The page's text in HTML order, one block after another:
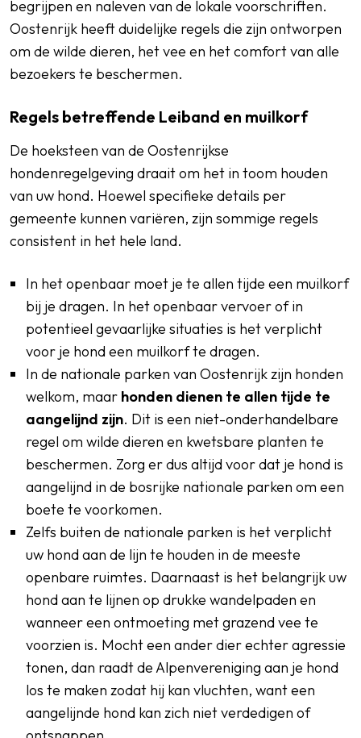
begrijpen en naleven van de lokale voorschriften.
Oostenrijk heeft duidelijke regels die zijn ontworpen
om de wilde dieren, het vee en het comfort van alle
bezoekers te beschermen.
Regels betreffende Leiband en muilkorf
De hoeksteen van de Oostenrijkse
hondenregelgeving draait om het in toom houden
van uw hond. Hoewel specifieke details per
gemeente kunnen variëren, zijn sommige regels
consistent in het hele land.
In het openbaar moet je te allen tijde een muilkorf
bij je dragen. In het openbaar vervoer of in
potentieel gevaarlijke situaties is het verplicht
voor je hond een muilkorf te dragen.
In de nationale parken van Oostenrijk zijn honden
welkom, maar honden dienen te allen tijde te
aangelijnd zijn. Dit is een niet-onderhandelbare
regel om wilde dieren en kwetsbare planten te
beschermen. Zorg er dus altijd voor dat je hond is
aangelijnd in de bosrijke nationale parken om een
boete te voorkomen.
Zelfs buiten de nationale parken is het verplicht
uw hond aan de lijn te houden in de meeste
openbare ruimtes. Daarnaast is het belangrijk uw
hond aan te lijnen op drukke wandelpaden en
wanneer een ontmoeting met grazend vee te
voorzien is. Mocht een ander dier echter agressie
tonen, dan raadt de Alpenvereniging aan je hond
los te maken zodat hij kan vluchten, want een
aangelijnde hond kan zich niet verdedigen of